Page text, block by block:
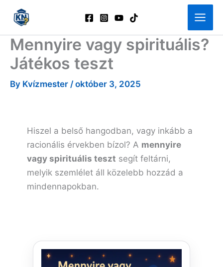
content
Mennyire vagy spirituális?
Játékos teszt
By Kvízmester / október 3, 2025
Hiszel a belső hangodban, vagy inkább a
racionális érvekben bízol? A mennyire
vagy spirituális teszt segít feltárni,
melyik szemlélet áll közelebb hozzád a
mindennapokban.